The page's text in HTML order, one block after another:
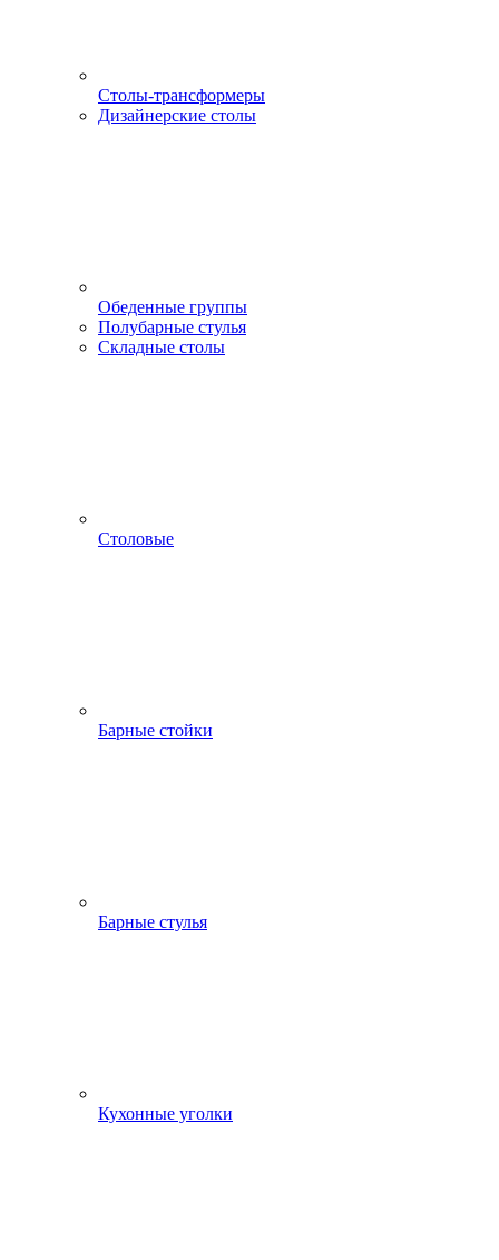
Столы-трансформеры
Дизайнерские столы
Обеденные группы
Полубарные стулья
Складные столы
Столовые
Барные стойки
Барные стулья
Кухонные уголки